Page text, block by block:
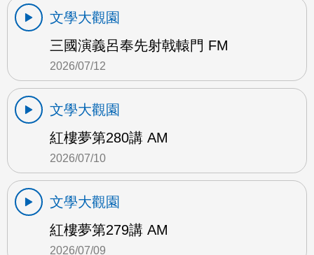
文學大觀園
三國演義呂奉先射戟轅門 FM
2026/07/12
文學大觀園
紅樓夢第280講 AM
2026/07/10
文學大觀園
紅樓夢第279講 AM
2026/07/09